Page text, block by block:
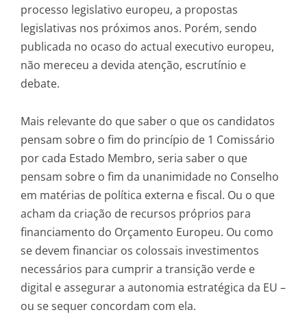
processo legislativo europeu, a propostas
legislativas nos próximos anos. Porém, sendo
publicada no ocaso do actual executivo europeu,
não mereceu a devida atenção, escrutínio e
debate.
Mais relevante do que saber o que os candidatos
pensam sobre o fim do princípio de 1 Comissário
por cada Estado Membro, seria saber o que
pensam sobre o fim da unanimidade no Conselho
em matérias de política externa e fiscal. Ou o que
acham da criação de recursos próprios para
financiamento do Orçamento Europeu. Ou como
se devem financiar os colossais investimentos
necessários para cumprir a transição verde e
digital e assegurar a autonomia estratégica da EU –
ou se sequer concordam com ela.